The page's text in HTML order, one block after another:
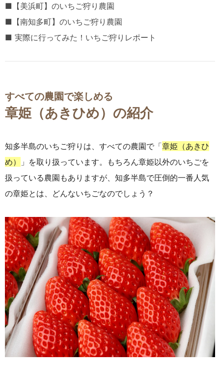
■【美浜町】のいちご狩り農園
■【南知多町】のいちご狩り農園
■ 実際に行ってみた！いちご狩りレポート
すべての農園で楽しめる
章姫（あきひめ）の紹介
知多半島のいちご狩りは、すべての農園で「章姫（あきひ
め）
」を取り扱っています。もちろん章姫以外のいちごを
扱っている農園もありますが、知多半島で圧倒的一番人気
の章姫とは、どんないちごなのでしょう？